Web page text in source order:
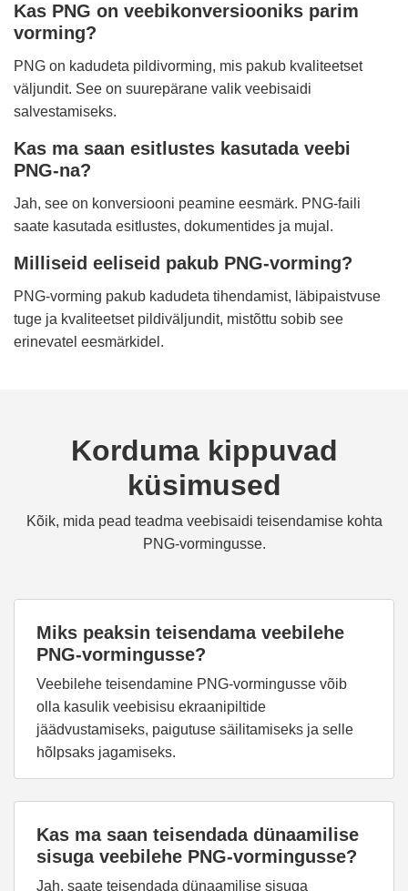
Kas PNG on veebikonversiooniks parim
vorming?
PNG on kadudeta pildivorming, mis pakub kvaliteetset
väljundit. See on suurepärane valik veebisaidi
salvestamiseks.
Kas ma saan esitlustes kasutada veebi
PNG-na?
Jah, see on konversiooni peamine eesmärk. PNG-faili
saate kasutada esitlustes, dokumentides ja mujal.
Milliseid eeliseid pakub PNG-vorming?
PNG-vorming pakub kadudeta tihendamist, läbipaistvuse
tuge ja kvaliteetset pildiväljundit, mistõttu sobib see
erinevatel eesmärkidel.
Korduma kippuvad
küsimused
Kõik, mida pead teadma veebisaidi teisendamise kohta
PNG-vormingusse.
Miks peaksin teisendama veebilehe
PNG-vormingusse?
Veebilehe teisendamine PNG-vormingusse võib
olla kasulik veebisisu ekraanipiltide
jäädvustamiseks, paigutuse säilitamiseks ja selle
hõlpsaks jagamiseks.
Kas ma saan teisendada dünaamilise
sisuga veebilehe PNG-vormingusse?
Jah, saate teisendada dünaamilise sisuga